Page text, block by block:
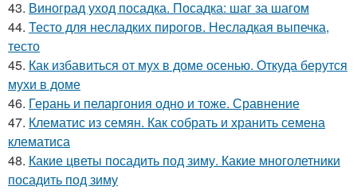
43. Виноград уход посадка. Посадка: шаг за шагом
44. Тесто для несладких пирогов. Несладкая выпечка,
тесто
45. Как избавиться от мух в доме осенью. Откуда берутся
мухи в доме
46. Герань и пеларгония одно и тоже. Сравнение
47. Клематис из семян. Как собрать и хранить семена
клематиса
48. Какие цветы посадить под зиму. Какие многолетники
посадить под зиму